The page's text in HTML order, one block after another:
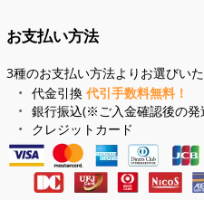
お支払い方法
3種のお支払い方法よりお選びいた
代金引換 代引手数料無料！
銀行振込(※ご入金確認後の発
クレジットカード